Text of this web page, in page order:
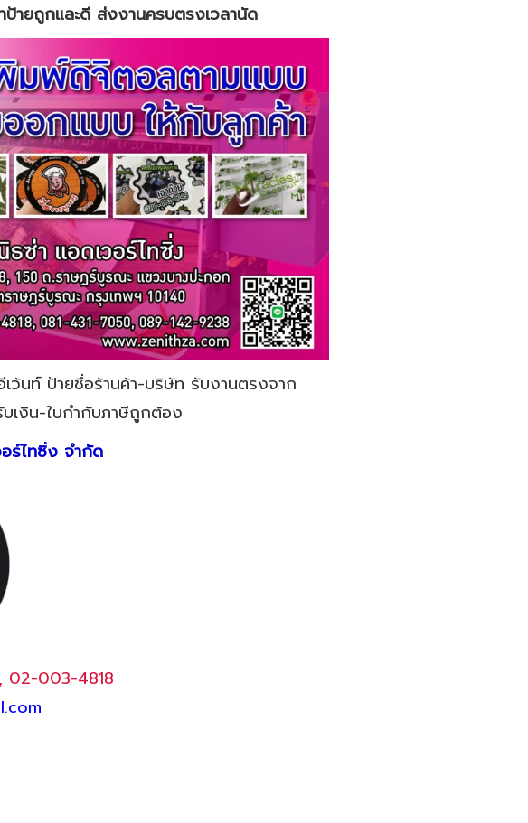
ป้ายถูกและดี ส่งงานครบตรงเวลานัด
ว้นท์ ป้ายชื่อร้านค้า-บริษัท รับงานตรงจาก
บเงิน-ใบกำกับภาษีถูกต้อง
ร์ไทซิ่ง จำกัด
, 02-003-4818